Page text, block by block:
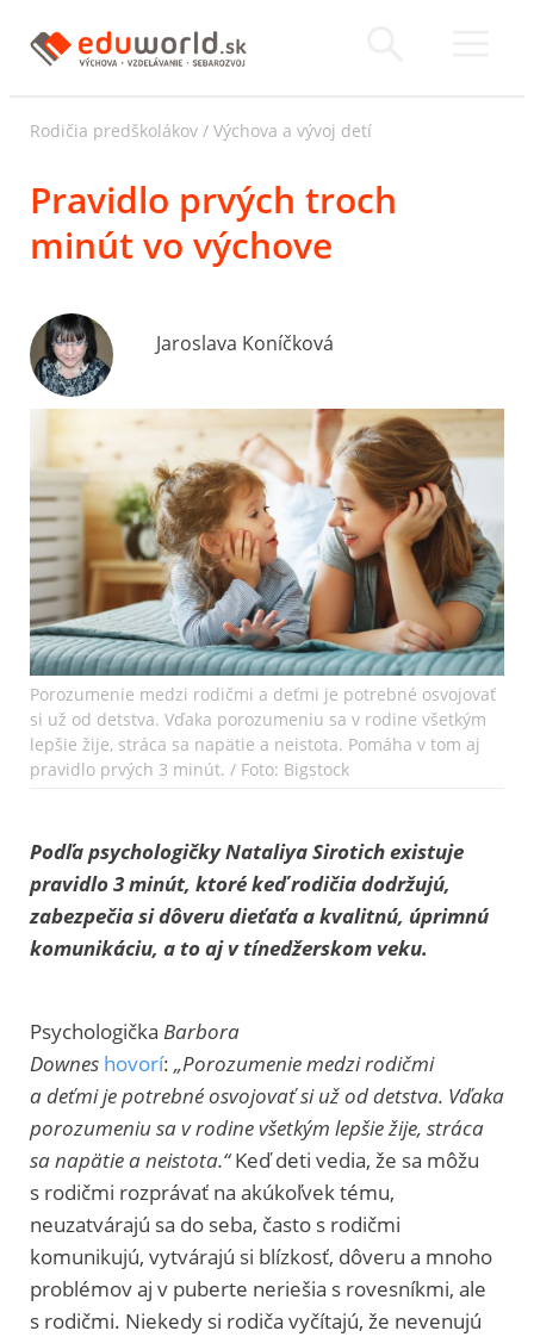
Rodičia predškolákov / Výchova a vývoj detí
Pravidlo prvých troch
minút vo výchove
Jaroslava Koníčková
Porozumenie medzi rodičmi a deťmi je potrebné osvojovať
si už od detstva. Vďaka porozumeniu sa v rodine všetkým
lepšie žije, stráca sa napätie a neistota. Pomáha v tom aj
pravidlo prvých 3 minút. / Foto: Bigstock
Podľa psychologičky Nataliya Sirotich existuje
pravidlo 3 minút, ktoré keď rodičia dodržujú,
zabezpečia si dôveru dieťaťa a kvalitnú, úprimnú
komunikáciu, a to aj v tínedžerskom veku.
Psychologička Barbora
Downes hovorí: „Porozumenie medzi rodičmi
a deťmi je potrebné osvojovať si už od detstva. Vďaka
porozumeniu sa v rodine všetkým lepšie žije, stráca
sa napätie a neistota.“Keď deti vedia, že sa môžu
s rodičmi rozprávať na akúkoľvek tému,
neuzatvárajú sa do seba, často s rodičmi
komunikujú, vytvárajú si blízkosť, dôveru a mnoho
problémov aj v puberte neriešia s rovesníkmi, ale
s rodičmi. Niekedy si rodiča vyčítajú, že nevenujú